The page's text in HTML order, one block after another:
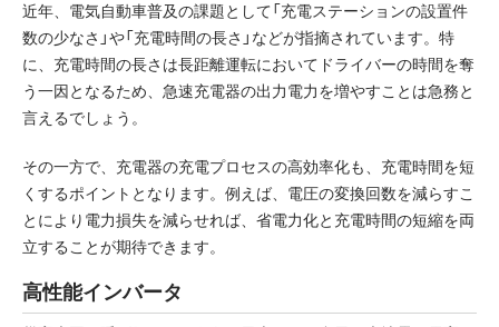
近年、電気自動車普及の課題として「充電ステーションの設置件
数の少なさ」や「充電時間の長さ」などが指摘されています。特
に、充電時間の長さは長距離運転においてドライバーの時間を奪
う一因となるため、急速充電器の出力電力を増やすことは急務と
言えるでしょう。
その一方で、充電器の充電プロセスの高効率化も、充電時間を短
くするポイントとなります。例えば、電圧の変換回数を減らすこ
とにより電力損失を減らせれば、省電力化と充電時間の短縮を両
立することが期待できます。
高性能インバータ